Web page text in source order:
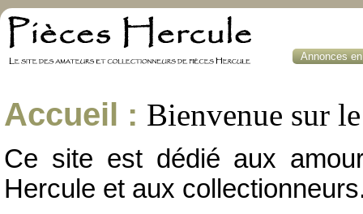
Annonces
Accueil : Bienvenue sur
Ce site est dédié aux
Hercule et aux